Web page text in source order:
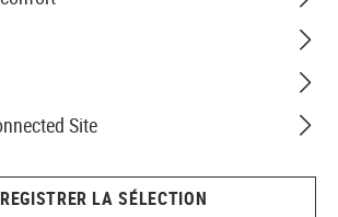
Site
LA SÉLECTION